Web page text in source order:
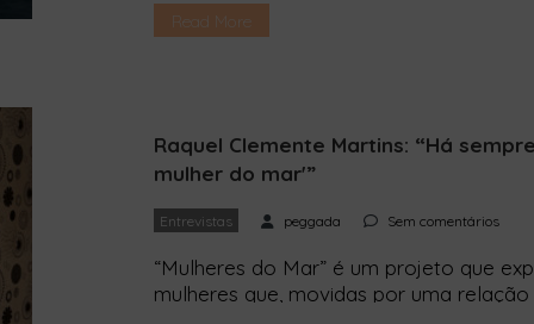
Assim, Portugal é o primeiro país a
Read More
Raquel Clemente Martins: “Há
mulher do mar'”
Entrevistas peggada Sem comentários
“Mulheres do Mar” é um projeto que
mulheres que, movidas por uma